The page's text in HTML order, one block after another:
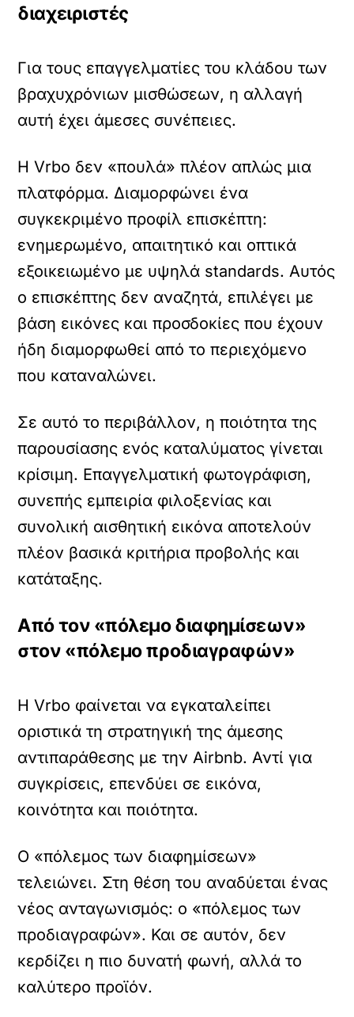
διαχειριστές
Για τους επαγγελματίες του κλάδου των
βραχυχρόνιων μισθώσεων, η αλλαγή
αυτή έχει άμεσες συνέπειες.
Η Vrbo δεν «πουλά» πλέον απλώς μια
πλατφόρμα. Διαμορφώνει ένα
συγκεκριμένο προφίλ επισκέπτη:
ενημερωμένο, απαιτητικό και οπτικά
εξοικειωμένο με υψηλά standards. Αυτός
ο επισκέπτης δεν αναζητά, επιλέγει με
βάση εικόνες και προσδοκίες που έχουν
ήδη διαμορφωθεί από το περιεχόμενο
που καταναλώνει.
Σε αυτό το περιβάλλον, η ποιότητα της
παρουσίασης ενός καταλύματος γίνεται
κρίσιμη. Επαγγελματική φωτογράφιση,
συνεπής εμπειρία φιλοξενίας και
συνολική αισθητική εικόνα αποτελούν
πλέον βασικά κριτήρια προβολής και
κατάταξης.
Από τον «πόλεμο διαφημίσεων»
στον «πόλεμο προδιαγραφών»
Η Vrbo φαίνεται να εγκαταλείπει
οριστικά τη στρατηγική της άμεσης
αντιπαράθεσης με την Airbnb. Αντί για
συγκρίσεις, επενδύει σε εικόνα,
κοινότητα και ποιότητα.
Ο «πόλεμος των διαφημίσεων»
τελειώνει. Στη θέση του αναδύεται ένας
νέος ανταγωνισμός: ο «πόλεμος των
προδιαγραφών». Και σε αυτόν, δεν
κερδίζει η πιο δυνατή φωνή, αλλά το
καλύτερο προϊόν.